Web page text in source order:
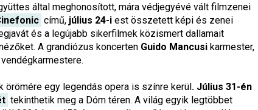
által meghonosított, mára védjegyévé vált filmzenei
című, július 24-iest összetett képi és zenei
és a legújabb sikerfilmek közismert dallamait
A grandiózus koncerten Guido Mancusikarmester,
örömére egy legendás opera is színre kerül. Július 31-én
tekinthetik meg a Dóm téren. A világ egyik legtöbbet